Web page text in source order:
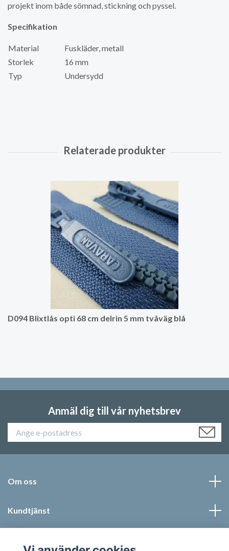
projekt inom både sömnad, stickning och pyssel.
Specifikation
Material
Fuskläder, metall
Storlek
16 mm
Typ
Undersydd
D094 Blixtlås opti 68 cm delrin 5 mm tvåväg blå
Anmäl dig till vår nyhetsbrev
Om oss
Kundtjänst